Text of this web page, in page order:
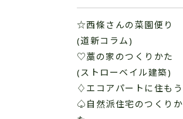
☆西條さんの菜園便り
(道新コラム)
♡藁の家のつくりかた
(ストローベイル建築)
♢エコアパートに住もう
♤自然派住宅のつくりか